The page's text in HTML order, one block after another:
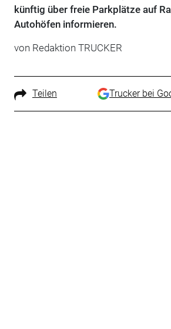
künftig über freie Parkplätze auf
Autohöfen informieren.
von Redaktion TRUCKER
Teilen Trucker bei